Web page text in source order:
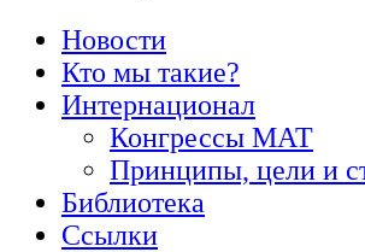
Новости
Кто мы такие?
Интернационал
Конгрессы МАТ
Принципы, цели и
Библиотека
Ссылки